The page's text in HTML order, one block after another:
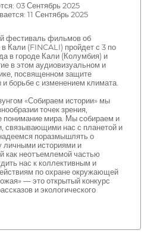
03 Сентябрь 2025
11 Сентябрь 2025
фестиваль фильмов об
Кали (FINCALI) пройдет с 3 по
в городе Кали (Колумбия) и
в этом аудиовизуальном и
посвященном защите
борьбе с изменением климата.
«Собираем истории» мы
точек зрения,
мира. Мы собираем и
связывающими нас с планетой и
поразмышлять о
личными историями и
как неотъемлемой частью
нас к коллективным и
по охране окружающей
— это открытый конкурс
и экологического